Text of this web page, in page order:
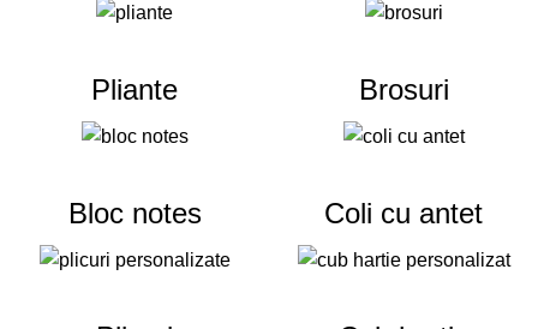
Pliante Brosuri
Bloc notes Coli cu antet